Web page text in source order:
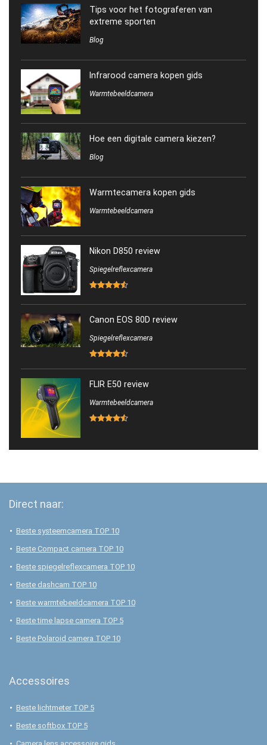
Tips voor het fotograferen van
extreme sporten
Blog
Infrarood camera kopen gids
Warmtebeeldcamera
Hoe een digitale camera kiezen?
Blog
Warmtecamera kopen gids
Warmtebeeldcamera
Nikon D850 review
Spiegelreflexcamera
Canon EOS 80D review
Spiegelreflexcamera
FLIR E50 review
Warmtebeeldcamera
Direct naar:
Beste systeemcamera TOP 10
Beste Compact camera TOP 10
Beste spiegelreflexcamera TOP 10
Beste dashcam TOP 10
Beste warmtebeeldcamera TOP 10
Beste time lapse camera TOP 5
Beste Polaroid camera TOP 10
Accessoires
Beste lichtmeter TOP 5
Beste softbox TOP 5